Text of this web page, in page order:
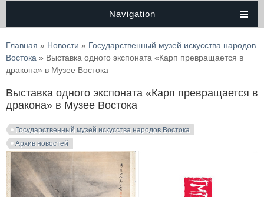
Navigation
Вы здесь
Главная » Новости » Государственный музей искусства народов
Востока » Выставка одного экспоната «Карп превращается в
дракона» в Музее Востока
Выставка одного экспоната «Карп превращается в
дракона» в Музее Востока
Государственный музей искусства народов Востока
Архив новостей